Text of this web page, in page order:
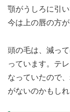
顎がうしろに引
今は上の唇の方が
頭の毛は、減っ
っています。テ
なっていたので
がないのかもしれ